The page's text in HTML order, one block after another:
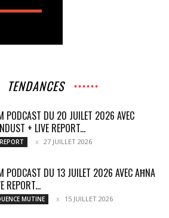
TENDANCES
PODCAST DU 20 JUILET 2026 AVEC
+ LIVE REPORT...
27 JUILLET 2026
PODCAST DU 13 JUILET 2026 AVEC AĦNA
REPORT...
MUTINE 15 JUILLET 2026